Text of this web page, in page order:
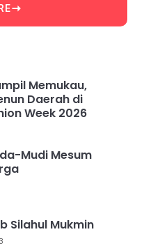
Memukau,
Daerah di
Week 2026
Mudi Mesum
Silahul Mukmin